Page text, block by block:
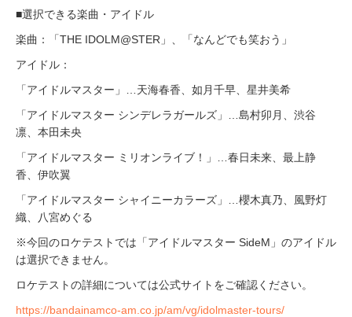
■選択できる楽曲・アイドル
楽曲：「THE IDOLM@STER」、「なんどでも笑おう」
アイドル：
「アイドルマスター」…天海春香、如月千早、星井美希
「アイドルマスター シンデレラガールズ」…島村卯月、渋谷
凛、本田未央
「アイドルマスター ミリオンライブ！」…春日未来、最上静
香、伊吹翼
「アイドルマスター シャイニーカラーズ」…櫻木真乃、風野灯
織、八宮めぐる
※今回のロケテストでは「アイドルマスター SideM」のアイドル
は選択できません。
ロケテストの詳細については公式サイトをご確認ください。
https://bandainamco-am.co.jp/am/vg/idolmaster-tours/